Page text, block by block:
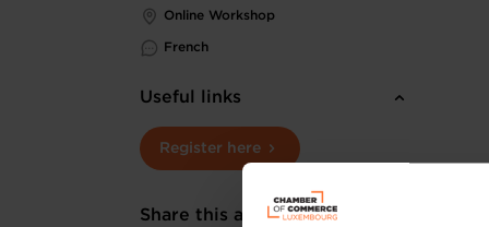
Online Workshop
French
Useful links
Register here
Share this article